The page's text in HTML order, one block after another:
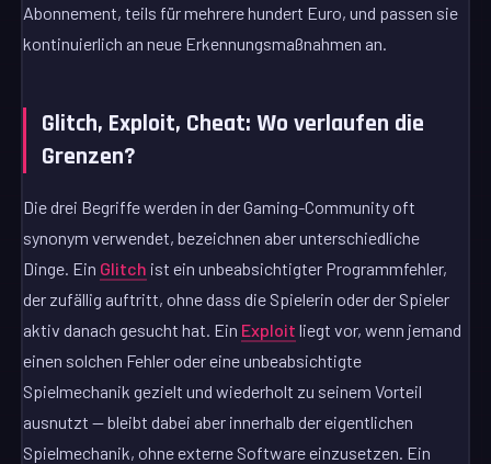
Abonnement, teils für mehrere hundert Euro, und passen sie
kontinuierlich an neue Erkennungsmaßnahmen an.
Glitch, Exploit, Cheat: Wo verlaufen die
Grenzen?
Die drei Begriffe werden in der Gaming-Community oft
synonym verwendet, bezeichnen aber unterschiedliche
Dinge. Ein Glitch ist ein unbeabsichtigter Programmfehler,
der zufällig auftritt, ohne dass die Spielerin oder der Spieler
aktiv danach gesucht hat. Ein Exploit liegt vor, wenn jemand
einen solchen Fehler oder eine unbeabsichtigte
Spielmechanik gezielt und wiederholt zu seinem Vorteil
ausnutzt — bleibt dabei aber innerhalb der eigentlichen
Spielmechanik, ohne externe Software einzusetzen. Ein